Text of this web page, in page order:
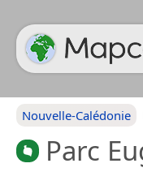
Nouvelle-Calédonie
Parc